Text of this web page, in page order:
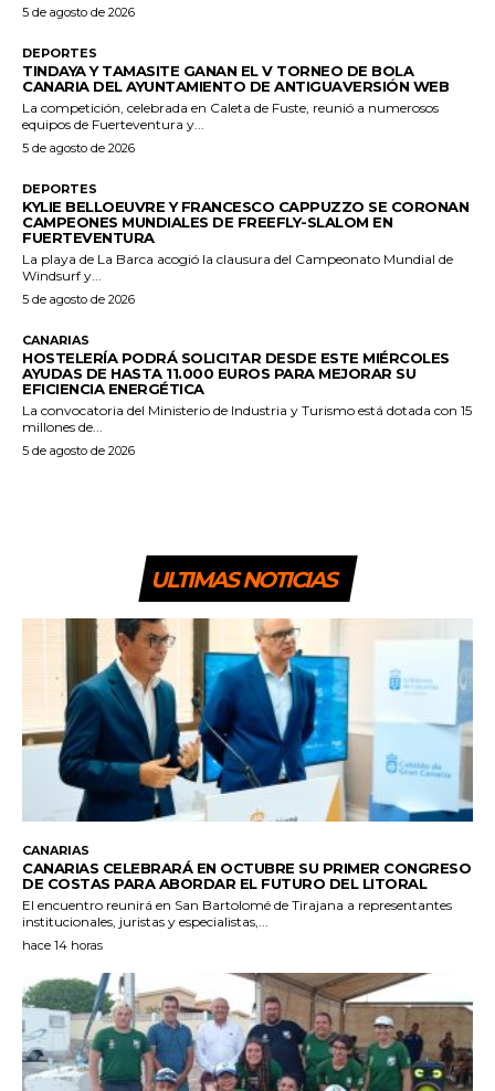
5 de agosto de 2026
DEPORTES
TINDAYA Y TAMASITE GANAN EL V TORNEO DE BOLA
CANARIA DEL AYUNTAMIENTO DE ANTIGUAVERSIÓN WEB
La competición, celebrada en Caleta de Fuste, reunió a numerosos
equipos de Fuerteventura y...
5 de agosto de 2026
DEPORTES
KYLIE BELLOEUVRE Y FRANCESCO CAPPUZZO SE CORONAN
CAMPEONES MUNDIALES DE FREEFLY-SLALOM EN
FUERTEVENTURA
La playa de La Barca acogió la clausura del Campeonato Mundial de
Windsurf y...
5 de agosto de 2026
CANARIAS
HOSTELERÍA PODRÁ SOLICITAR DESDE ESTE MIÉRCOLES
AYUDAS DE HASTA 11.000 EUROS PARA MEJORAR SU
EFICIENCIA ENERGÉTICA
La convocatoria del Ministerio de Industria y Turismo está dotada con 15
millones de...
5 de agosto de 2026
ULTIMAS NOTICIAS
CANARIAS
CANARIAS CELEBRARÁ EN OCTUBRE SU PRIMER CONGRESO
DE COSTAS PARA ABORDAR EL FUTURO DEL LITORAL
El encuentro reunirá en San Bartolomé de Tirajana a representantes
institucionales, juristas y especialistas,...
hace 14 horas